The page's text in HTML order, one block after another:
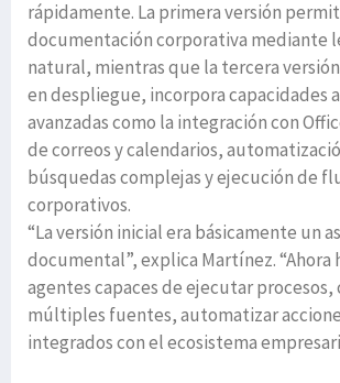
rápidamente. La primera versión
documentación corporativa mediante
natural, mientras que la tercera
en despliegue, incorpora capacidades
avanzadas como la integración con
de correos y calendarios,
búsquedas complejas y ejecución de
corporativos.
“La versión inicial era básicamente un
documental”, explica Martínez. “Ahora
agentes capaces de ejecutar
múltiples fuentes, automatizar
integrados con el ecosistema